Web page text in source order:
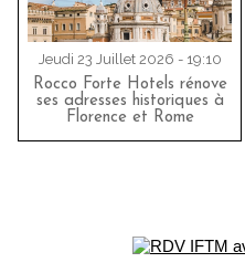
Jeudi 23 Juillet 2026 - 19:10
Rocco Forte Hotels rénove
ses adresses historiques à
Florence et Rome